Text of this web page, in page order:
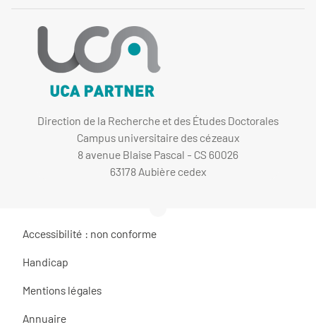
Direction de la Recherche et des Études Doctorales
Campus universitaire des cézeaux
8 avenue Blaise Pascal - CS 60026
63178 Aubière cedex
Accessibilité : non conforme
Handicap
Mentions légales
Annuaire